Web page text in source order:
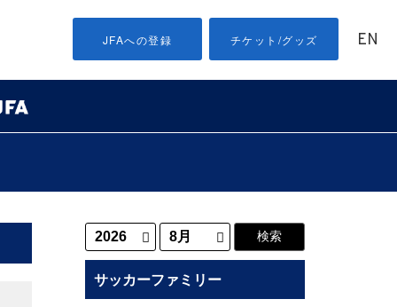
JFAへの登録 チケット/グッズ EN
サッカーファミリー